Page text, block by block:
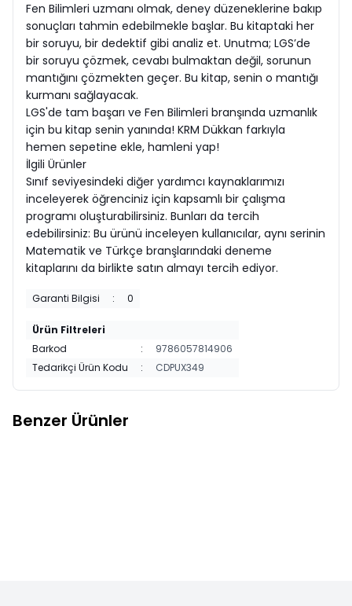
Fen Bilimleri uzmanı olmak, deney düzeneklerine bakıp
sonuçları tahmin edebilmekle başlar. Bu kitaptaki her
bir soruyu, bir dedektif gibi analiz et. Unutma; LGS’de
bir soruyu çözmek, cevabı bulmaktan değil, sorunun
mantığını çözmekten geçer. Bu kitap, senin o mantığı
kurmanı sağlayacak.
LGS'de tam başarı ve Fen Bilimleri branşında uzmanlık
için bu kitap senin yanında! KRM Dükkan farkıyla
hemen sepetine ekle, hamleni yap!
İlgili Ürünler
Sınıf seviyesindeki diğer yardımcı kaynaklarımızı
inceleyerek öğrenciniz için kapsamlı bir çalışma
programı oluşturabilirsiniz. Bunları da tercih
edebilirsiniz: Bu ürünü inceleyen kullanıcılar, aynı serinin
Matematik ve Türkçe branşlarındaki deneme
kitaplarını da birlikte satın almayı tercih ediyor.
Garanti Bilgisi : 0
Ürün Filtreleri
Barkod
:
9786057814906
Tedarikçi Ürün Kodu
: CDPUX349
Benzer Ürünler